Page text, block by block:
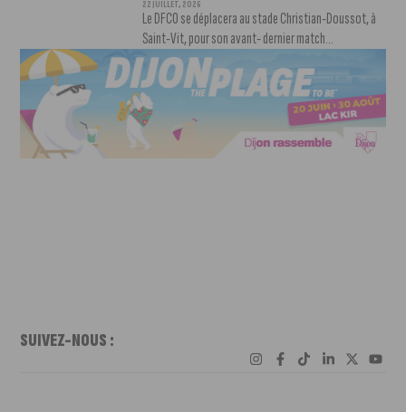
22 JUILLET, 2026
Le DFCO se déplacera au stade Christian-Doussot, à
Saint-Vit, pour son avant- dernier match...
SUIVEZ-NOUS :